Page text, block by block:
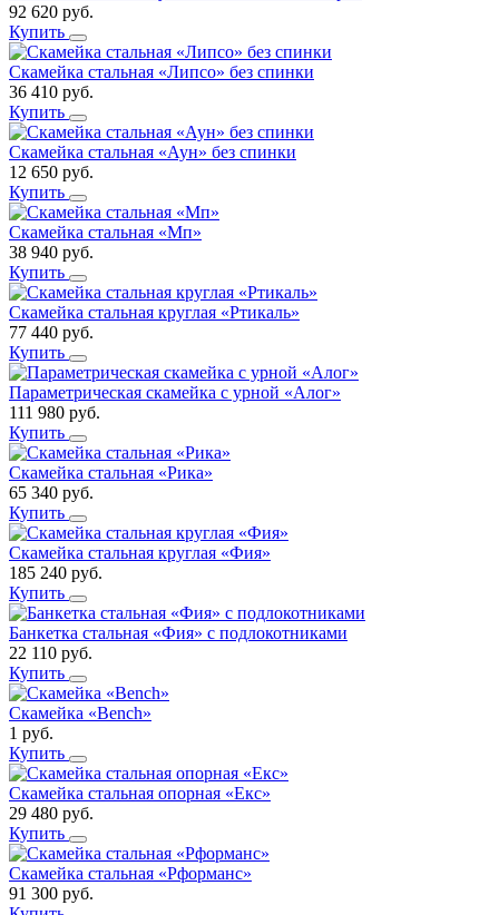
92 620 руб.
Купить
Скамейка стальная «Липсо» без спинки
36 410 руб.
Купить
Скамейка стальная «Аун» без спинки
12 650 руб.
Купить
Скамейка стальная «Мп»
38 940 руб.
Купить
Скамейка стальная круглая «Ртикаль»
77 440 руб.
Купить
Параметрическая скамейка с урной «Алог»
111 980 руб.
Купить
Скамейка стальная «Рика»
65 340 руб.
Купить
Скамейка стальная круглая «Фия»
185 240 руб.
Купить
Банкетка стальная «Фия» с подлокотниками
22 110 руб.
Купить
Скамейка «Bench»
1 руб.
Купить
Скамейка стальная опорная «Екс»
29 480 руб.
Купить
Скамейка стальная «Рформанс»
91 300 руб.